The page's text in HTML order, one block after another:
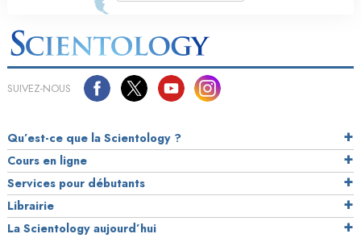
SUIVEZ-NOUS
Qu’est-ce que la Scientology ?
Cours en ligne
Services pour débutants
Librairie
La Scientology aujourd’hui